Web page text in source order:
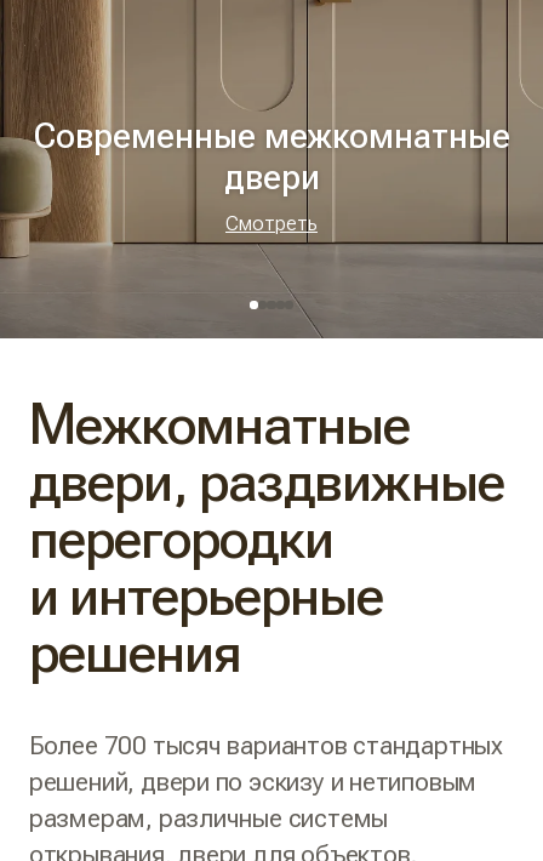
Современные межкомнатные
двери
Смотреть
Межкомнатные
двери, раздвижные
перегородки
и интерьерные
решения
Более 700 тысяч вариантов стандартных
решений, двери по эскизу и нетиповым
размерам, различные системы
открывания, двери для объектов.